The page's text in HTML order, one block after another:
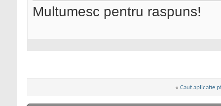
Multumesc pentru raspuns!
« Caut aplicatie